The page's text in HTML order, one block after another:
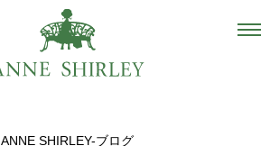
Salon
ANNE SHIRLEY-ブログ